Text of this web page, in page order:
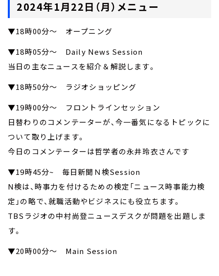
2024年1月22日（月）メニュー
▼18時00分～ オープニング
▼18時05分～ Daily News Session
当日の主なニュースを紹介＆解説します。
▼18時50分～ ラジオショッピング
▼19時00分～ フロントラインセッション
日替わりのコメンテーターが、今一番気になるトピックに
ついて取り上げます。
今日のコメンテーターは哲学者の永井玲衣さんです
▼19時45分~ 毎日新聞Ｎ検Session
N検は、時事力を付けるための検定「ニュース時事能力検
定」の略で、就職活動やビジネスにも役立ちます。
TBSラジオの中村尚登ニュースデスクが問題を出題しま
す。
▼20時00分～ Main Session